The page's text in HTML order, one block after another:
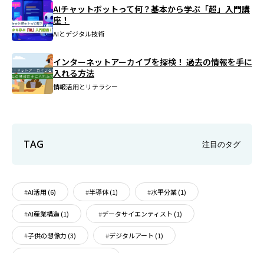
AIチャットボットって何？基本から学ぶ「超」入門講
座！
AIとデジタル技術
インターネットアーカイブを探検！ 過去の情報を手に
入れる方法
情報活用とリテラシー
TAG 注目のタグ
AI活用 (6) 半導体(1) 水平分業(1)
AI産業構造(1) データサイエンティスト (1)
子供の想像力 (3) デジタルアート (1)